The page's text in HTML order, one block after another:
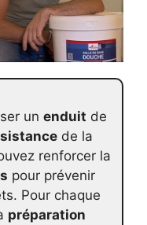
un enduit de
de la
renforcer la
pour prévenir
Pour chaque
préparation